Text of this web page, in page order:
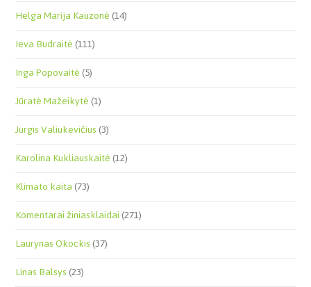
Helga Marija Kauzonė(14)
Ieva Budraitė(111)
Inga Popovaitė(5)
Jūratė Mažeikytė(1)
Jurgis Valiukevičius(3)
Karolina Kukliauskaitė(12)
Klimato kaita(73)
Komentarai žiniasklaidai(271)
Laurynas Okockis(37)
Linas Balsys(23)